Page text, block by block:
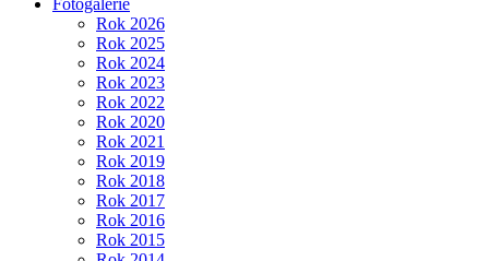
Fotogalerie
Rok 2026
Rok 2025
Rok 2024
Rok 2023
Rok 2022
Rok 2020
Rok 2021
Rok 2019
Rok 2018
Rok 2017
Rok 2016
Rok 2015